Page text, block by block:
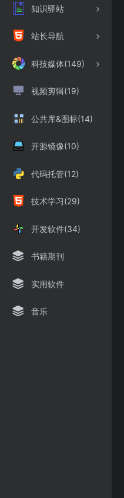
知识驿站
站长导航
科技媒体(149)
视频剪辑(19)
公共库&图标(14)
开源镜像(10)
代码托管(12)
技术学习(29)
开发软件(34)
书籍期刊
实用软件
音乐